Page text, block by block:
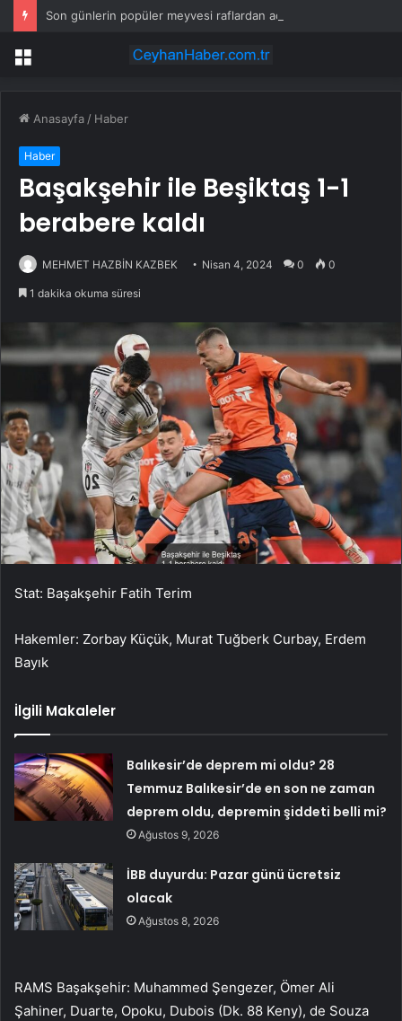
Menü
Anasayfa / Haber
Haber
Başakşehir ile Beşiktaş 1-1
berabere kaldı
MEHMET HAZBİN KAZBEK Nisan 4, 2024 0 0
1 dakika okuma süresi
Stat: Başakşehir Fatih Terim
Hakemler: Zorbay Küçük, Murat Tuğberk Curbay, Erdem
Bayık
İlgili Makaleler
Balıkesir’de deprem mi oldu? 28
Temmuz Balıkesir’de en son ne zaman
deprem oldu, depremin şiddeti belli mi?
Ağustos 9, 2026
İBB duyurdu: Pazar günü ücretsiz
olacak
Ağustos 8, 2026
RAMS Başakşehir: Muhammed Şengezer, Ömer Ali
Şahiner, Duarte, Opoku, Dubois (Dk. 88 Keny), de Souza